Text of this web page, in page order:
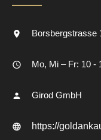
Borsbergstrasse
Mo, Mi – Fr: 10 -
Girod GmbH
https://